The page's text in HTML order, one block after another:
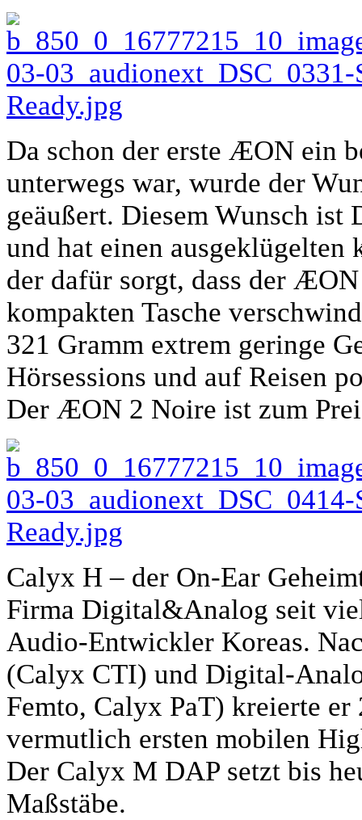
Da schon der erste ÆON ein
unterwegs war, wurde der
geäußert. Diesem Wunsch ist
und hat einen
der dafür sorgt, dass der
kompakten Tasche
321 Gramm extrem geringe
Hörsessions und auf Reisen
Der ÆON 2 Noire ist zum
Calyx H – der On-Ear
Firma Digital&Analog seit
Audio-Entwickler Koreas.
(Calyx CTI) und Digital-
Femto, Calyx PaT) kreierte
vermutlich ersten mobilen
Der Calyx M DAP setzt bis
Maßstäbe.